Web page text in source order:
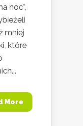
noc”,
mniej
które
More